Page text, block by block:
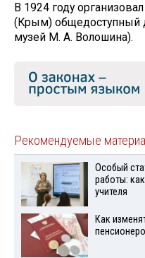
В 1924 году
(Крым) общедоступный
музей М. А. Волошина).
Рекомендуемые
Особый
работы:
учителя
Как